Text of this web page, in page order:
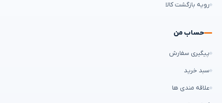
رویه بازگشت کالا
حساب من
پیگیری سفارش
سبد خرید
علاقه مندی ها